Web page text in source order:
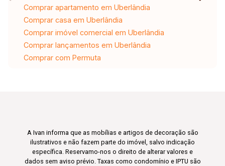
Comprar apartamento em Uberlândia
Comprar casa em Uberlândia
Comprar imóvel comercial em Uberlândia
Comprar lançamentos em Uberlândia
Comprar com Permuta
A Ivan informa que as mobílias e artigos de decoração são
ilustrativos e não fazem parte do imóvel, salvo indicação
específica. Reservamo-nos o direito de alterar valores e
dados sem aviso prévio. Taxas como condomínio e IPTU são